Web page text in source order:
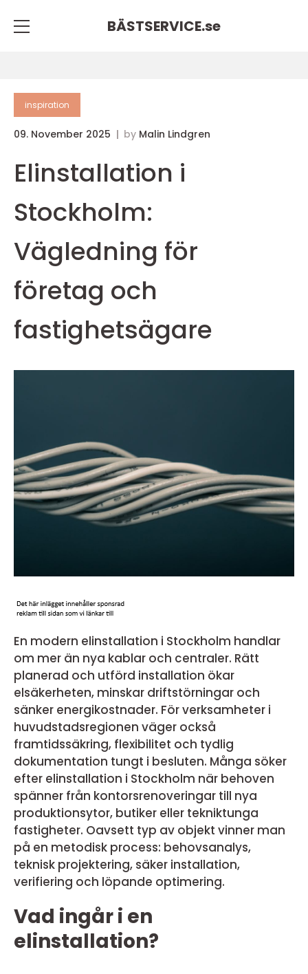
BÄSTSERVICE.se
inspiration
09. November 2025 by Malin Lindgren
Elinstallation i
Stockholm:
Vägledning för
företag och
fastighetsägare
En modern elinstallation i Stockholm handlar
om mer än nya kablar och centraler. Rätt
planerad och utförd installation ökar
elsäkerheten, minskar driftstörningar och
sänker energikostnader. För verksamheter i
huvudstadsregionen väger också
framtidssäkring, flexibilitet och tydlig
dokumentation tungt i besluten. Många söker
efter elinstallation i Stockholm när behoven
spänner från kontorsrenoveringar till nya
produktionsytor, butiker eller tekniktunga
fastigheter. Oavsett typ av objekt vinner man
på en metodisk process: behovsanalys,
teknisk projektering, säker installation,
verifiering och löpande optimering.
Vad ingår i en
elinstallation?